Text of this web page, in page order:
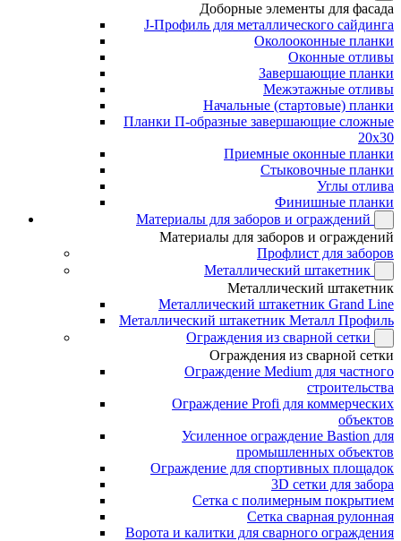
Доборные элементы для фасада
J-Профиль для металлического сайдинга
Околооконные планки
Оконные отливы
Завершающие планки
Межэтажные отливы
Начальные (стартовые) планки
Планки П-образные завершающие сложные
20x30
Приемные оконные планки
Стыковочные планки
Углы отлива
Финишные планки
Материалы для заборов и ограждений
Материалы для заборов и ограждений
Профлист для заборов
Металлический штакетник
Металлический штакетник
Металлический штакетник Grand Line
Металлический штакетник Металл Профиль
Ограждения из сварной сетки
Ограждения из сварной сетки
Ограждение Medium для частного
строительства
Ограждение Profi для коммерческих
объектов
Усиленное ограждение Bastion для
промышленных объектов
Ограждение для спортивных площадок
3D сетки для забора
Сетка с полимерным покрытием
Сетка сварная рулонная
Ворота и калитки для сварного ограждения